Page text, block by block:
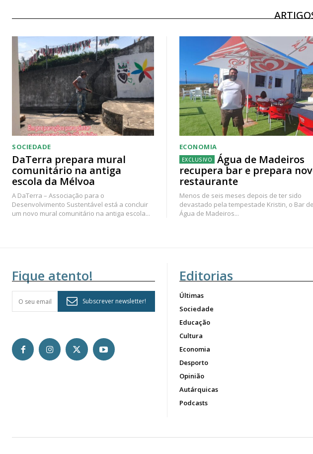
SOCIEDADE
DaTerra prepara mural
comunitário na antiga
escola da Mélvoa
A DaTerra – Associação para o
Desenvolvimento Sustentável está a concluir
um novo mural comunitário na antiga escola...
ECONOMIA
Água de Madeiros
recupera bar e prepara
restaurante
Menos de seis meses depois de ter sido
devastado pela tempestade Kristin, o Bar de
Água de Madeiros...
Fique atento!
Subscrever newsletter!
Editorias
Últimas
Sociedade
Educação
Cultura
Economia
Desporto
Opinião
Autárquicas
Podcasts